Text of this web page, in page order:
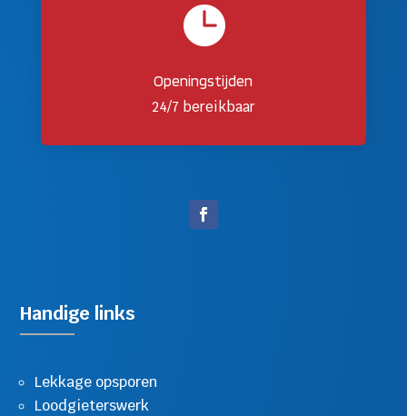

Openingstijden
24/7 bereikbaar
Handige links
Lekkage opsporen
Loodgieterswerk